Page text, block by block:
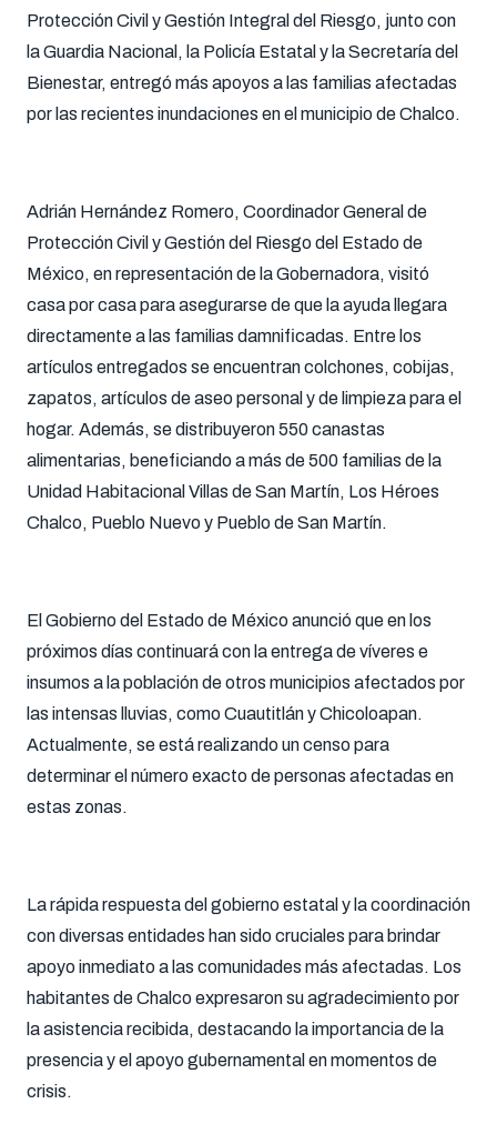
Protección Civil y Gestión Integral del Riesgo, junto con
la Guardia Nacional, la Policía Estatal y la Secretaría del
Bienestar, entregó más apoyos a las familias afectadas
por las recientes inundaciones en el municipio de Chalco.
Adrián Hernández Romero, Coordinador General de
Protección Civil y Gestión del Riesgo del Estado de
México, en representación de la Gobernadora, visitó
casa por casa para asegurarse de que la ayuda llegara
directamente a las familias damnificadas. Entre los
artículos entregados se encuentran colchones, cobijas,
zapatos, artículos de aseo personal y de limpieza para el
hogar. Además, se distribuyeron 550 canastas
alimentarias, beneficiando a más de 500 familias de la
Unidad Habitacional Villas de San Martín, Los Héroes
Chalco, Pueblo Nuevo y Pueblo de San Martín.
El Gobierno del Estado de México anunció que en los
próximos días continuará con la entrega de víveres e
insumos a la población de otros municipios afectados por
las intensas lluvias, como Cuautitlán y Chicoloapan.
Actualmente, se está realizando un censo para
determinar el número exacto de personas afectadas en
estas zonas.
La rápida respuesta del gobierno estatal y la coordinación
con diversas entidades han sido cruciales para brindar
apoyo inmediato a las comunidades más afectadas. Los
habitantes de Chalco expresaron su agradecimiento por
la asistencia recibida, destacando la importancia de la
presencia y el apoyo gubernamental en momentos de
crisis.